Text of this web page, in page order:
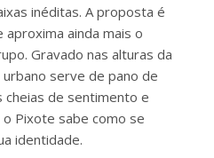
inéditas. A proposta é
aproxima ainda mais o
Gravado nas alturas da
serve de pano de
de sentimento e
Pixote sabe como se
identidade.